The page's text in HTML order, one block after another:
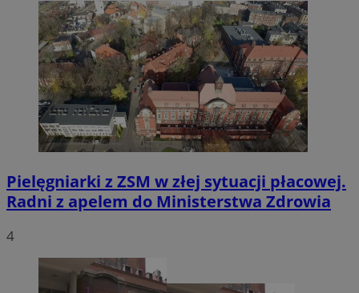
Pielęgniarki z ZSM w złej sytuacji płacowej.
Radni z apelem do Ministerstwa Zdrowia
4